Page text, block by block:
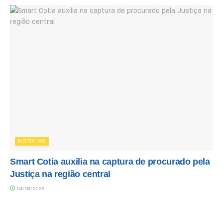
NOTÍCIAS
Smart Cotia auxilia na captura de procurado pela
Justiça na região central
04/08/2026